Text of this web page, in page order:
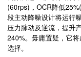
(60rps)，OCR降低
段主动降噪设计将运行
压力脉动及逆流，提升
240%。毋庸置疑，它
选择。